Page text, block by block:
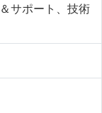
サポート、技術